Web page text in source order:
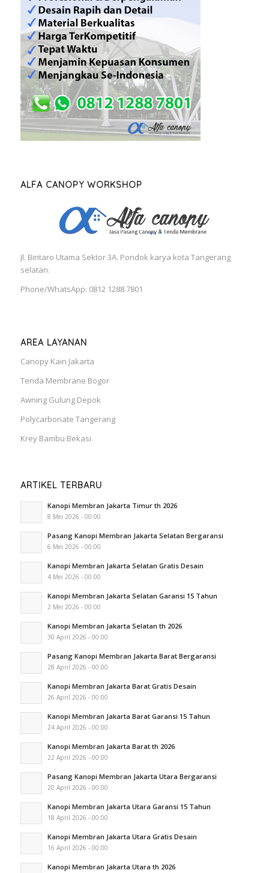
ALFA CANOPY WORKSHOP
Jl. Bintaro Utama Sektor 3A. Pondok karya kota Tangerang
selatan.
Phone/WhatsApp: 0812 1288 7801
AREA LAYANAN
Canopy Kain Jakarta
Tenda Membrane Bogor
Awning Gulung Depok
Polycarbonate Tangerang
Krey Bambu Bekasi
ARTIKEL TERBARU
Kanopi Membran Jakarta Timur th 2026
8 Mei 2026 - 00:00
Pasang Kanopi Membran Jakarta Selatan Bergaransi
6 Mei 2026 - 00:00
Kanopi Membran Jakarta Selatan Gratis Desain
4 Mei 2026 - 00:00
Kanopi Membran Jakarta Selatan Garansi 15 Tahun
2 Mei 2026 - 00:00
Kanopi Membran Jakarta Selatan th 2026
30 April 2026 - 00:00
Pasang Kanopi Membran Jakarta Barat Bergaransi
28 April 2026 - 00:00
Kanopi Membran Jakarta Barat Gratis Desain
26 April 2026 - 00:00
Kanopi Membran Jakarta Barat Garansi 15 Tahun
24 April 2026 - 00:00
Kanopi Membran Jakarta Barat th 2026
22 April 2026 - 00:00
Pasang Kanopi Membran Jakarta Utara Bergaransi
20 April 2026 - 00:00
Kanopi Membran Jakarta Utara Garansi 15 Tahun
18 April 2026 - 00:00
Kanopi Membran Jakarta Utara Gratis Desain
16 April 2026 - 00:00
Kanopi Membran Jakarta Utara th 2026